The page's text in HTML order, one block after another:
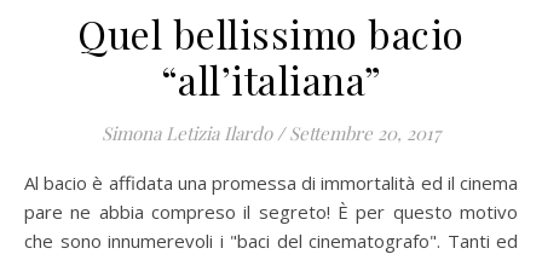
Quel bellissimo bacio
“all’italiana”
Simona Letizia Ilardo / Settembre 20, 2017
Al bacio è affidata una promessa di immortalità ed il cinema
pare ne abbia compreso il segreto! È per questo motivo
che sono innumerevoli i "baci del cinematografo". Tanti ed